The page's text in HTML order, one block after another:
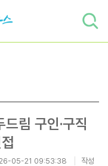
림 구인·구직
05-21 09:53:38
작성